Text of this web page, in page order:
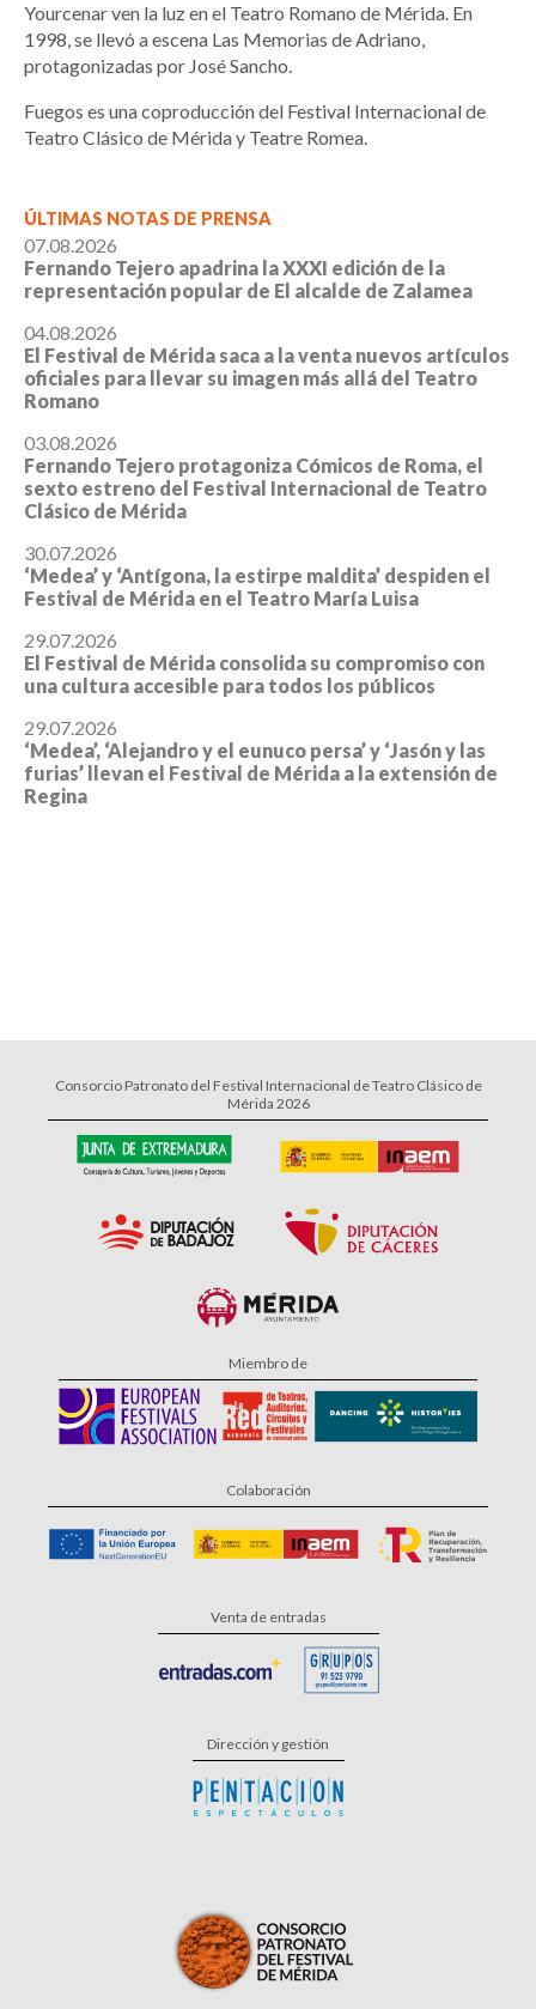
Yourcenar ven la luz en el Teatro Romano de Mérida. En
1998, se llevó a escena Las Memorias de Adriano,
protagonizadas por José Sancho.
Fuegos es una coproducción del Festival Internacional de
Teatro Clásico de Mérida y Teatre Romea.
ÚLTIMAS NOTAS DE PRENSA
07.08.2026
Fernando Tejero apadrina la XXXI edición de la
representación popular de El alcalde de Zalamea
04.08.2026
El Festival de Mérida saca a la venta nuevos artículos
oficiales para llevar su imagen más allá del Teatro
Romano
03.08.2026
Fernando Tejero protagoniza Cómicos de Roma, el
sexto estreno del Festival Internacional de Teatro
Clásico de Mérida
30.07.2026
‘Medea’ y ‘Antígona, la estirpe maldita’ despiden el
Festival de Mérida en el Teatro María Luisa
29.07.2026
El Festival de Mérida consolida su compromiso con
una cultura accesible para todos los públicos
29.07.2026
‘Medea’, ‘Alejandro y el eunuco persa’ y ‘Jasón y las
furias’ llevan el Festival de Mérida a la extensión de
Regina
Consorcio Patronato del Festival Internacional de Teatro Clásico de
Mérida 2026
Miembro de
Colaboración
Venta de entradas
Dirección y gestión